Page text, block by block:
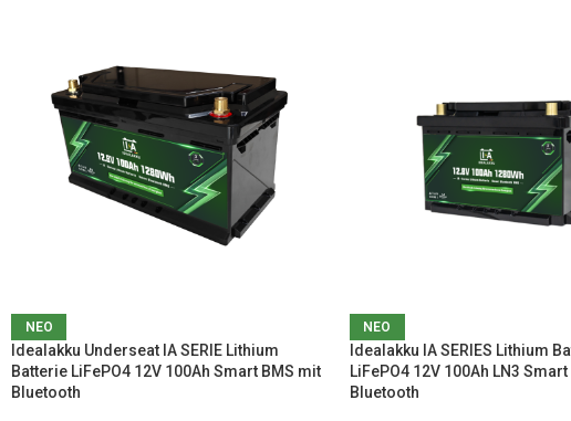
ΝΕΟ
Idealakku Underseat IA SERIE Lithium
Batterie LiFePO4 12V 100Ah Smart BMS mit
Bluetooth
ΝΕΟ
Idealakku IA SERIES Lithium
LiFePO4 12V 100Ah LN3
Bluetooth